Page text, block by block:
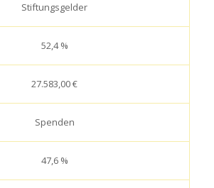
Stiftungsgelder
52,4 %
27.583,00 €
Spenden
47,6 %